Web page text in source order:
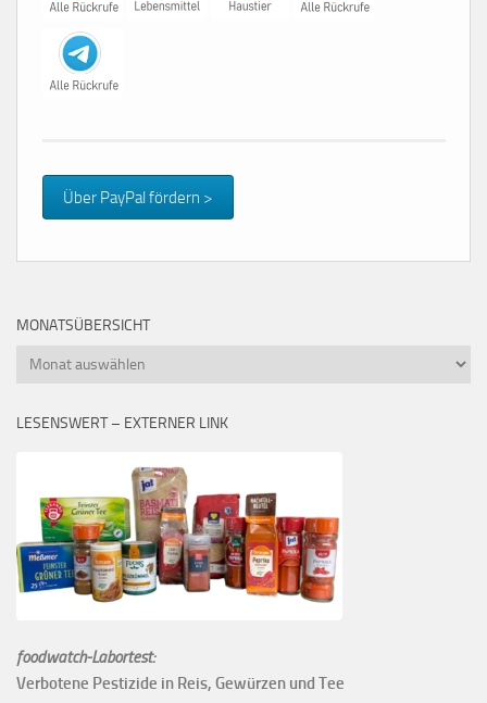
Über PayPal fördern >
MONATSÜBERSICHT
Monatsübersicht
LESENSWERT – EXTERNER LINK
foodwatch-Labortest:
Verbotene Pestizide in Reis, Gewürzen und Tee